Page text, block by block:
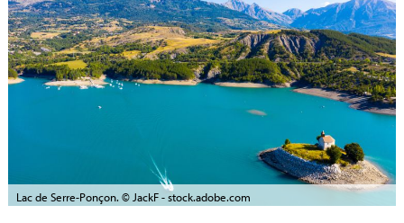
Lac de Serre-Ponçon. © JackF - stock.adobe.com